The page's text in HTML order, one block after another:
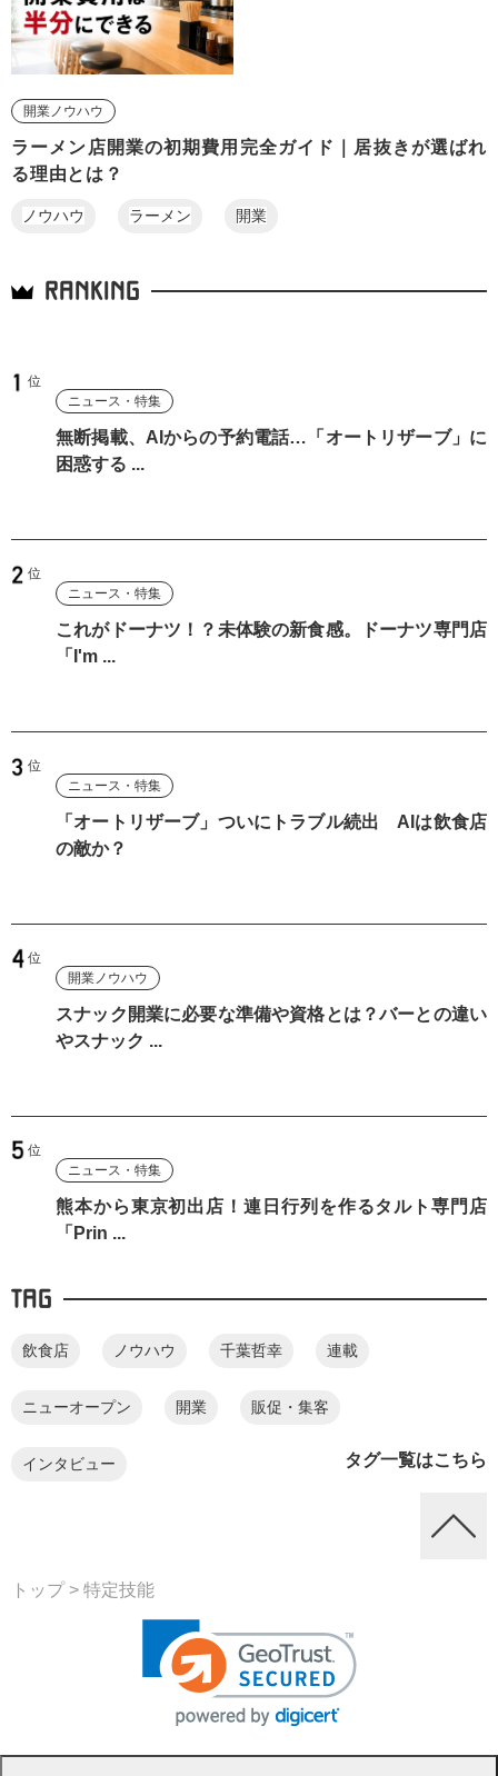
開業ノウハウ
ラーメン店開業の初期費用完全ガイド｜居抜きが選ばれ
る理由とは？
ノウハウ ラーメン 開業
RANKING
ニュース・特集
無断掲載、AIからの予約電話…「オートリザーブ」に
困惑する ...
ニュース・特集
これがドーナツ！？未体験の新食感。ドーナツ専門店
「I'm ...
ニュース・特集
「オートリザーブ」ついにトラブル続出 AIは飲食店
の敵か？
開業ノウハウ
スナック開業に必要な準備や資格とは？バーとの違い
やスナック ...
ニュース・特集
熊本から東京初出店！連日行列を作るタルト専門店
「Prin ...
TAG
飲食店 ノウハウ 千葉哲幸 連載
ニューオープン 開業 販促・集客
インタビュー タグ一覧はこちら
トップ> 特定技能